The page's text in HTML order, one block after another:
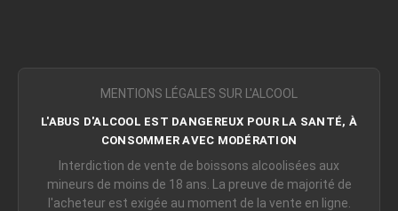
MENTIONS LÉGALES SUR L'ALCOOL
L'ABUS D'ALCOOL EST DANGEREUX POUR LA SANTÉ, À
CONSOMMER AVEC MODÉRATION
Interdiction de vente de boissons alcoolisées aux
mineurs de moins de 18 ans. La preuve de majorité de
l'acheteur est exigée au moment de la vente en ligne.